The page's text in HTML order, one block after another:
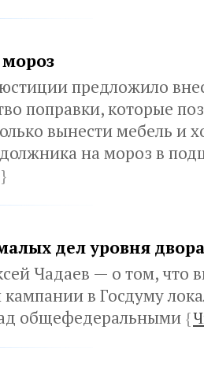
предложило
поправки, которые
вынести мебель и
на мороз в
}
дел уровня
Чадаев — о том, что
кампании в Госдуму
общефедеральными {